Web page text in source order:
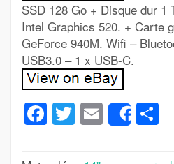
SSD 128 Go + Disque dur 1
Intel Graphics 520. + Carte
GeForce 940M. Wifi –
USB3.0 – 1 x USB-C.
Facebook
Twitter
Email
Share